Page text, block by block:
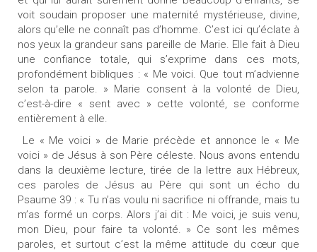
voit soudain proposer une maternité mystérieuse, divine,
alors qu’elle ne connaît pas d’homme. C’est ici qu’éclate à
nos yeux la grandeur sans pareille de Marie. Elle fait à Dieu
une confiance totale, qui s’exprime dans ces mots,
profondément bibliques : « Me voici. Que tout m’advienne
selon ta parole. » Marie consent à la volonté de Dieu,
c’est-à-dire « sent avec » cette volonté, se conforme
entièrement à elle.
Le « Me voici » de Marie précède et annonce le « Me
voici » de Jésus à son Père céleste. Nous avons entendu
dans la deuxième lecture, tirée de la lettre aux Hébreux,
ces paroles de Jésus au Père qui sont un écho du
Psaume 39 : « Tu n’as voulu ni sacrifice ni offrande, mais tu
m’as formé un corps. Alors j’ai dit : Me voici, je suis venu,
mon Dieu, pour faire ta volonté. » Ce sont les mêmes
paroles, et surtout c’est la même attitude du cœur que